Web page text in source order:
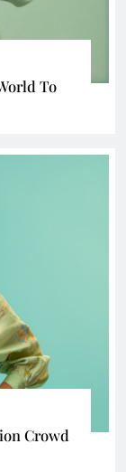
To
Crowd